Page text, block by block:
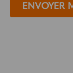
ENVOYER